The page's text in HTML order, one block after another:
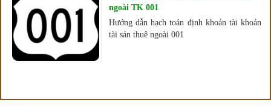
ngoài TK 001
Hướng dẫn hạch toán định khoản tài khoản
tài sản thuê ngoài 001